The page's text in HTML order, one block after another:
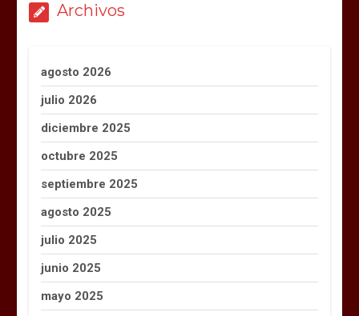
Archivos
agosto 2026
julio 2026
diciembre 2025
octubre 2025
septiembre 2025
agosto 2025
julio 2025
junio 2025
mayo 2025